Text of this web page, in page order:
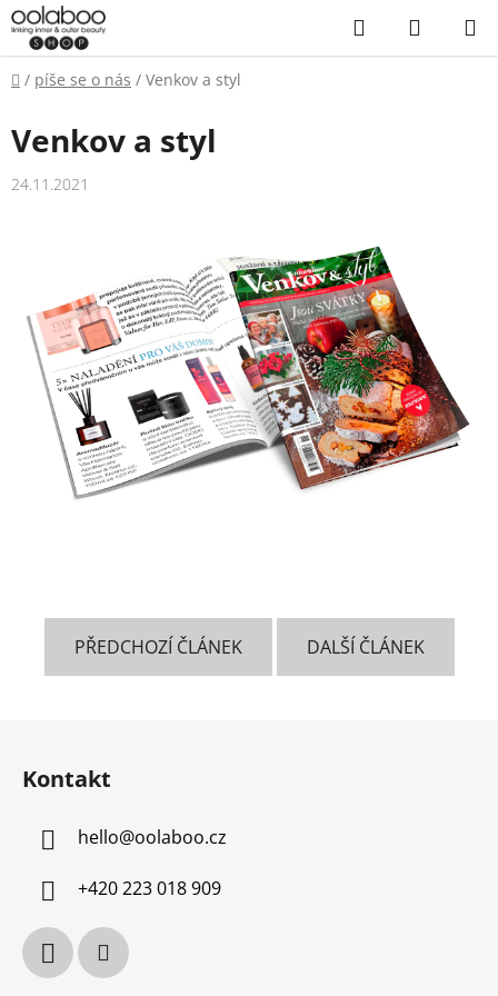
Přejít
na
obsah
Hledat
KOŠÍK
Domů
/ píše se o nás / Venkov a styl
Venkov a styl
24.11.2021
PŘEDCHOZÍ ČLÁNEK DALŠÍ ČLÁNEK
Kontakt
hello@oolaboo.cz
+420 223 018 909